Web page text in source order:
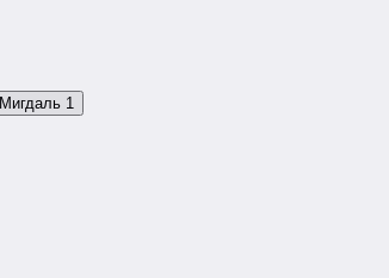
Мигдаль 1